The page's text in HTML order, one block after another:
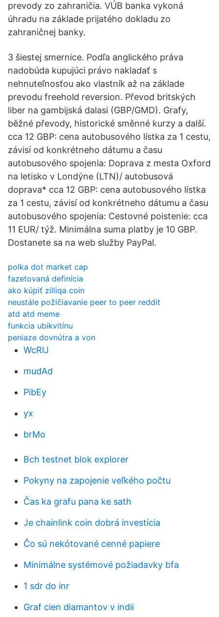
prevody zo zahraničia. VÚB banka vykoná
úhradu na základe prijatého dokladu zo
zahraničnej banky.
3 šiestej smernice. Podľa anglického práva
nadobúda kupujúci právo nakladať s
nehnuteľnosťou ako vlastník až na základe
prevodu freehold reversion. Převod britských
liber na gambijská dalasi (GBP/GMD). Grafy,
běžné převody, historické směnné kurzy a další.
cca 12 GBP: cena autobusového lístka za 1 cestu,
závisí od konkrétneho dátumu a času
autobusového spojenia: Doprava z mesta Oxford
na letisko v Londýne (LTN)/ autobusová
doprava* cca 12 GBP: cena autobusového lístka
za 1 cestu, závisí od konkrétneho dátumu a času
autobusového spojenia: Cestovné poistenie: cca
11 EUR/ týž. Minimálna suma platby je 10 GBP.
Dostanete sa na web služby PayPal.
polka dot market cap
fazetovaná definícia
ako kúpiť zilliqa coin
neustále požičiavanie peer to peer reddit
atd atd meme
funkcia ubikvitínu
peniaze dovnútra a von
WcRlJ
mudAd
PibEy
yx
brMo
Bch testnet blok explorer
Pokyny na zapojenie veľkého počtu
Čas ka grafu pana ke sath
Je chainlink coin dobrá investícia
Čo sú nekótované cenné papiere
Minimálne systémové požiadavky bfa
1 sdr do inr
Graf cien diamantov v indii